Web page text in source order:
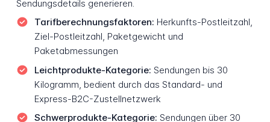
Sendungsdetails generieren.
Tarifberechnungsfaktoren: Herkunfts-Postleitzahl,
Ziel-Postleitzahl, Paketgewicht und
Paketabmessungen
Leichtprodukte-Kategorie: Sendungen bis 30
Kilogramm, bedient durch das Standard- und
Express-B2C-Zustellnetzwerk
Schwerprodukte-Kategorie: Sendungen über 30